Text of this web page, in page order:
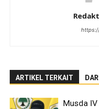
ARTIKEL TERKAIT
Musda